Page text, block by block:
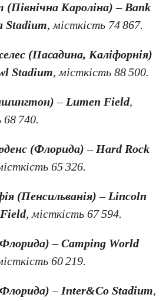
Кароліна) – Bank
Stadium, місткість 74 867.
(Пасадина, Каліфорнія)
Stadium, місткість 88 500.
– Lumen Field,
68 740.
(Флорида) – HardRock
65 326.
(Пенсильванія) – Lincoln
Field, місткість 67 594.
–Camping World
60 219.
– Inter&Co Stadium,